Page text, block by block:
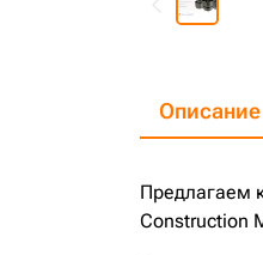
Описание
Предлагаем
Construction